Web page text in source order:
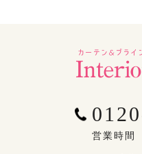
営業時間